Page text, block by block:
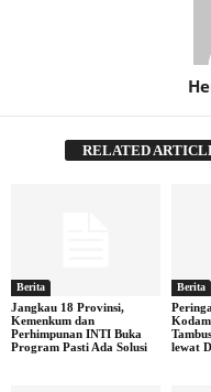
RELATED
Berita
Jangkau 18 Provinsi,
Kemenkum dan
Perhimpunan INTI Buka
Program Pasti Ada Solusi
Berita
lewat